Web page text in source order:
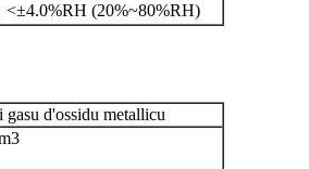
(20%~80%RH)
gasu d'ossidu metallicu